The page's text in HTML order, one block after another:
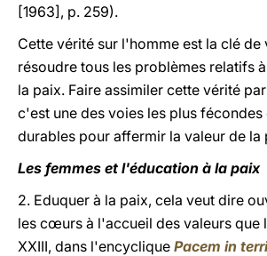
[1963], p. 259).
Cette vérité sur l'homme est la clé de
résoudre tous les problèmes relatifs
la paix. Faire assimiler cette vérité
c'est une des voies les plus fécondes
durables pour affermir la valeur de la
Les femmes et l'éducation à la paix
2. Eduquer à la paix, cela veut dire
les cœurs à l'accueil des valeurs que
XXIII, dans l'encyclique Pacem in